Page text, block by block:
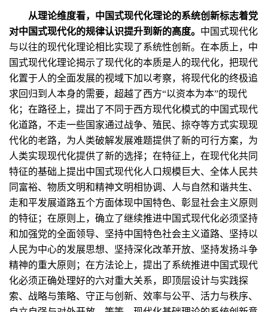
从理论维度看，中国式现代化理论的系统创新标志着党
对中国式现代化的规律认识提升到新的高度。 中国式现代化
与以往的现代化理论相比实现了系统性创新。在本质上，中
国式现代化理论揭示了现代化的本质是人的现代化，把现代
化置于人的全面发展的视域下加以考察，将现代化的终极追
求回归到人本身的需要，超越了西方“以资本为本”的现代
化；在路径上，提出了不同于西方现代化模式的中国式现代
化道路，不走一些国家通过战争、殖民、掠夺等方式实现现
代化的老路，为人类破解发展难题提供了新的可行方案，为
人类实现现代化提供了新的选择；在特征上，在现代化共同
特征的基础上提出中国式现代化人口规模巨大、全体人民共
同富裕、物质文明和精神文明相协调、人与自然和谐共生、
走和平发展道路五个方面体现中国特色、彰显社会主义原则
的特征；在原则上，确立了继续推进中国式现代化必须坚持
和加强党的全面领导、坚持中国特色社会主义道路、坚持以
人民为中心的发展思想、坚持深化改革开放、坚持发扬斗争
精神的重大原则；在方法论上，提出了系统推进中国式现代
化必须正确处理好的六对重大关系，即顶层设计与实践探
索、战略与策略、守正与创新、效率与公平、活力与秩序、